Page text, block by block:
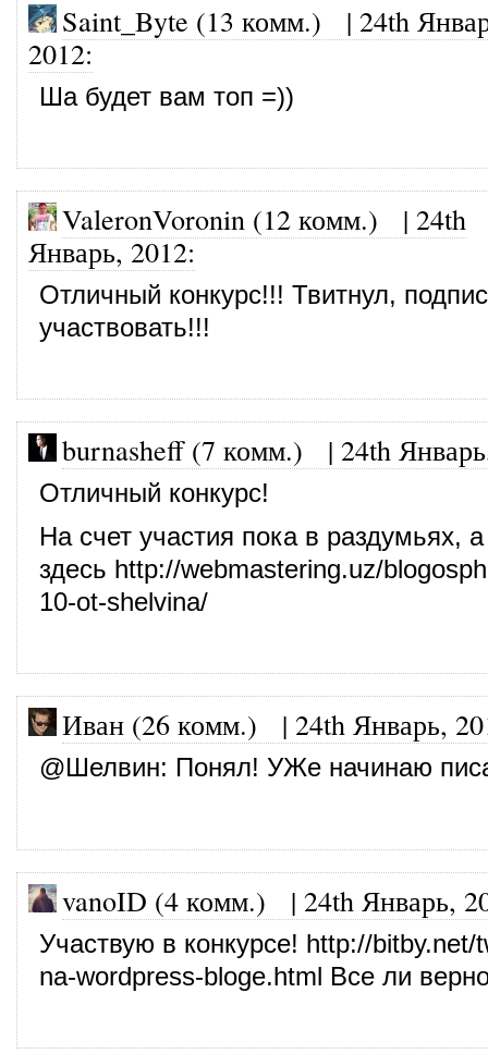
Saint_Byte (13 комм.) | 24th
2012:
Ша будет вам топ =))
ValeronVoronin (12 комм.) | 24th
Январь, 2012:
Отличный конкурс!!! Твитнул,
участвовать!!!
burnasheff (7 комм.) | 24th
Отличный конкурс!
На счет участия пока в раздумьях,
здесь http://webmastering.uz/
10-ot-shelvina/
Иван (26 комм.) | 24th Январь,
@Шелвин: Понял! УЖе начинаю
vanoID (4 комм.) | 24th Январь,
Участвую в конкурсе! http://bitby.net/
na-wordpress-bloge.html Все ли